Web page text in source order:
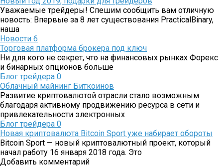
Уважаемые трейдеры! Спешим сообщить вам отличную
новость: Впервые за 8 лет существования PracticalBinary,
наша
Новости 6
Торговая платформа брокера под ключ
Ни для кого не секрет, что на финансовых рынках Форекс
и бинарных опционов больше
Блог трейдера 0
Облачный майнинг Биткоинов
Развитие криптовалютой отрасли стало возможным
благодаря активному продвижению ресурса в сети и
привлекательности электронных
Блог трейдера 0
Новая криптовалюта Bitcoin Sport уже набирает обороты
Bitcoin Sport — новый криптовалютный проект, который
начал работу 16 января 2018 года. Это
Добавить комментарий